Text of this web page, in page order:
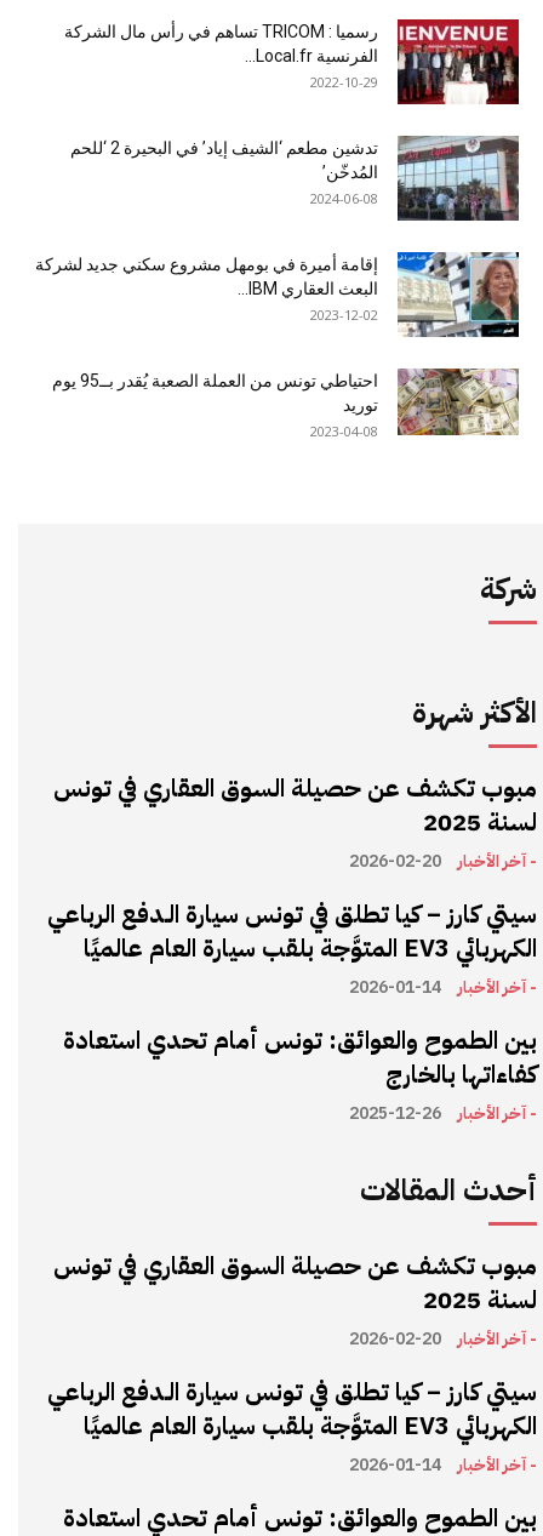
رسميا : TRICOM تساهم في رأس مال الشركة
الفرنسية Local.fr...
2022-10-29
تدشين مطعم ‘الشيف إياد’ في البحيرة 2 ‘للحم
المُدخّن’
2024-06-08
إقامة أميرة في بومهل مشروع سكني جديد لشركة
البعث العقاري IBM...
2023-12-02
احتياطي تونس من العملة الصعبة يُقدر بــ95 يوم
توريد
2023-04-08
شركة
الأكثر شهرة
مبوب تكشف عن حصيلة السوق العقاري في تونس
لسنة 2025
- آخر الأخبار 2026-02-20
سيتي كارز – كيا تطلق في تونس سيارة الـدفع الرباعي
الكهربائي EV3 المتوَّجة بلقب سيارة العام عالميًا
- آخر الأخبار 2026-01-14
بين الطموح والعوائق: تونس أمام تحدي استعادة
كفاءاتها بالخارج
- آخر الأخبار 2025-12-26
أحدث المقالات
مبوب تكشف عن حصيلة السوق العقاري في تونس
لسنة 2025
- آخر الأخبار 2026-02-20
سيتي كارز – كيا تطلق في تونس سيارة الـدفع الرباعي
الكهربائي EV3 المتوَّجة بلقب سيارة العام عالميًا
- آخر الأخبار 2026-01-14
بين الطموح والعوائق: تونس أمام تحدي استعادة